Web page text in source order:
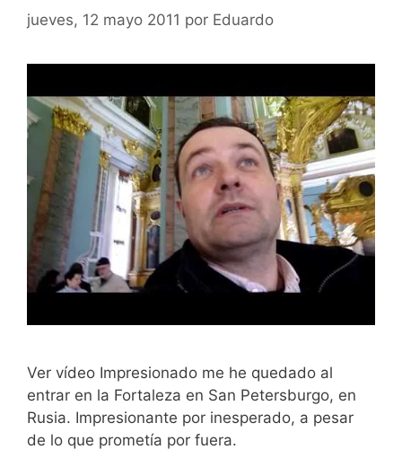
jueves, 12 mayo 2011 por Eduardo
Ver vídeo Impresionado me he quedado al
entrar en la Fortaleza en San Petersburgo, en
Rusia. Impresionante por inesperado, a pesar
de lo que prometía por fuera.